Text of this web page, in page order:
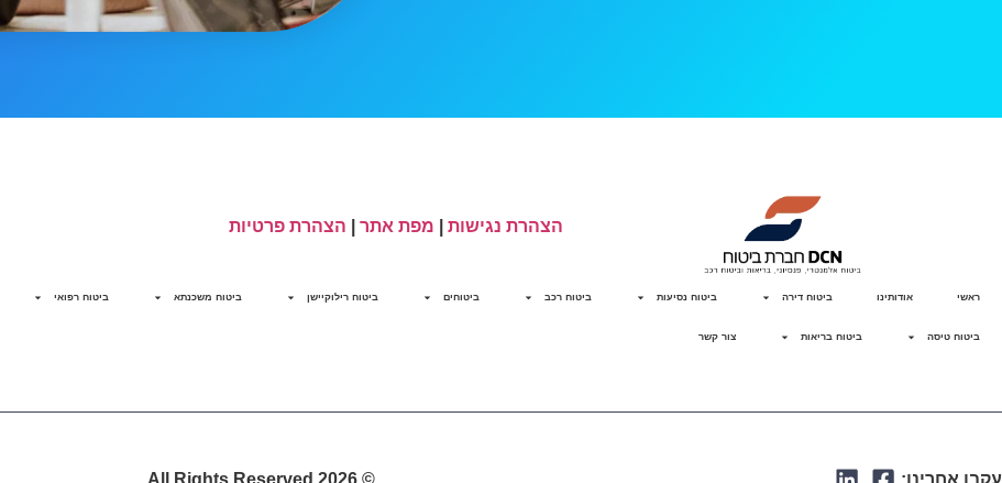
הצהרת נגישות מפת אתר הצהרת פרטיות
ראשי אודותינו ביטוח דירה ביטוח נסיעות ביטוח רכב ביטוחים ביטוח רילוקיישן ביטוח משכנתא ביטוח רפואי
ביטוח טיסה ביטוח בריאות צור קשר